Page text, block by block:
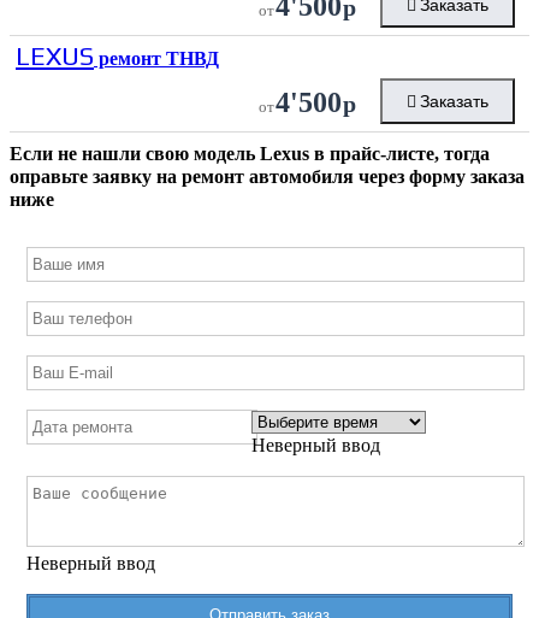
от р Заказать
LEXUS ремонт ТНВД
от4'500р Заказать
Если не нашли свою модель Lexus в прайс-листе, тогда
оправьте заявку на ремонт автомобиля через форму заказа
ниже
Неверный ввод
Неверный ввод